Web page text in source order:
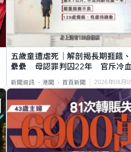
五歲童遭虐死｜解剖揭長期捱餓
纍纍 母認罪判囚22年 官斥冷
新聞資訊 港聞 首頁新聞 2026年08月